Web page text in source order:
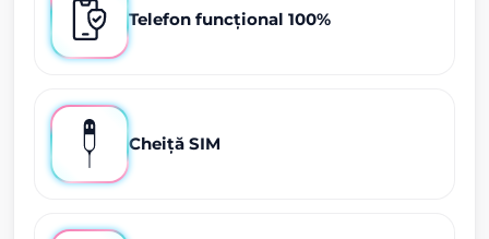
Telefon funcțional 100%
Cheiță SIM